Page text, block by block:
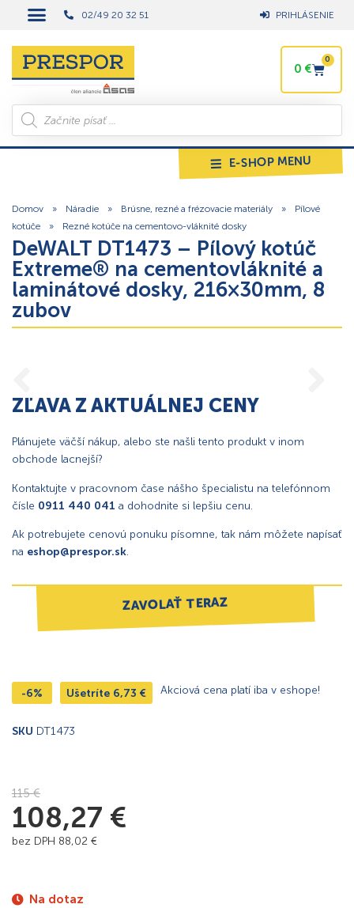
02/49 20 32 51 PRIHLÁSENIE
0 €
0
E-SHOP MENU
Domov » Náradie » Brúsne, rezné a frézovacie materiály »
Pílové
kotúče
» Rezné kotúče na cementovo-vláknité dosky
DeWALT DT1473 – Pílový kotúč
Extreme® na cementovláknité a
laminátové dosky, 216×30mm, 8
zubov
ZĽAVA Z AKTUÁLNEJ CENY
Plánujete väčší nákup, alebo ste našli tento produkt v inom
obchode lacnejší?
Kontaktujte v pracovnom čase nášho špecialistu na telefónnom
čísle 0911 440 041 a dohodnite si lepšiu cenu.
Ak potrebujete cenovú ponuku písomne, tak nám môžete napísať
na eshop@prespor.sk.
ZAVOLAŤ TERAZ
-6% Ušetríte 6,73 € Akciová cena platí iba v eshope!
SKU DT1473
115€
108,27 €
bez DPH 88,02 €
Na dotaz